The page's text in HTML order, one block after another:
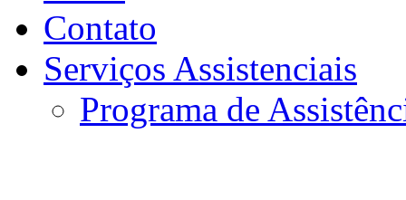
Contato
Serviços Assistenciais
Programa de